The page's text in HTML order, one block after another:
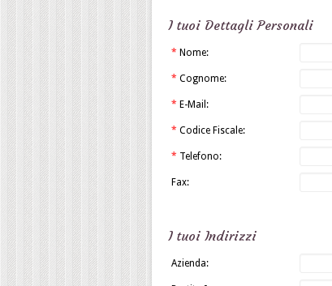
I tuoi Dettagli Personali
* Nome:
* Cognome:
* E-Mail:
* Codice Fiscale:
* Telefono:
Fax:
I tuoi Indirizzi
Azienda: